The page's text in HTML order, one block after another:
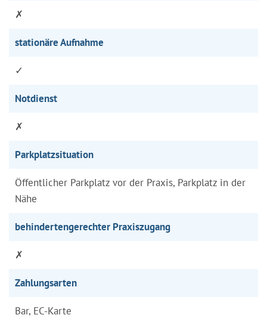
✗
stationäre Aufnahme
✓
Notdienst
✗
Parkplatzsituation
Öffentlicher Parkplatz vor der Praxis, Parkplatz in der
Nähe
behindertengerechter Praxiszugang
✗
Zahlungsarten
Bar, EC-Karte